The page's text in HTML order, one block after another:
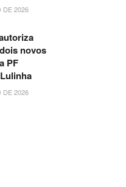
2026
novos
PF
2026